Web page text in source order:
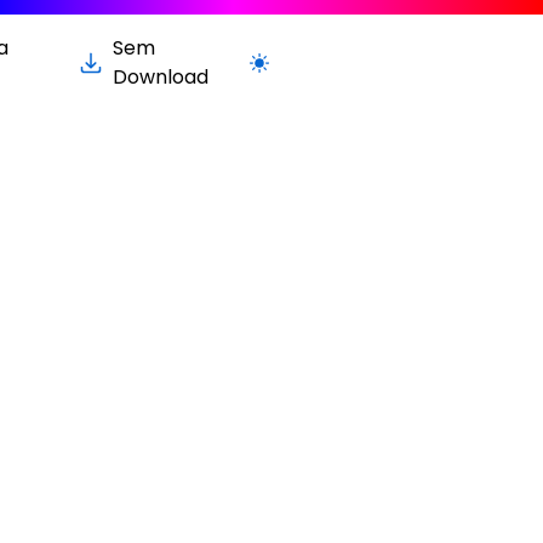
Sem
Download
Alternar para versão clara / escura